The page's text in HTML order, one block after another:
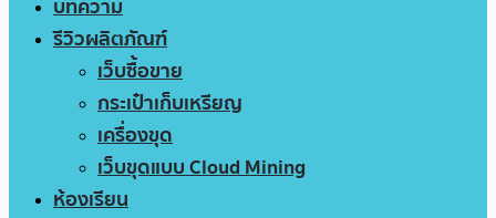
บทความ
รีวิวผลิตภัณฑ์
เว็บซื้อขาย
กระเป๋าเก็บเหรียญ
เครื่องขุด
เว็บขุดแบบ Cloud Mining
ห้องเรียน